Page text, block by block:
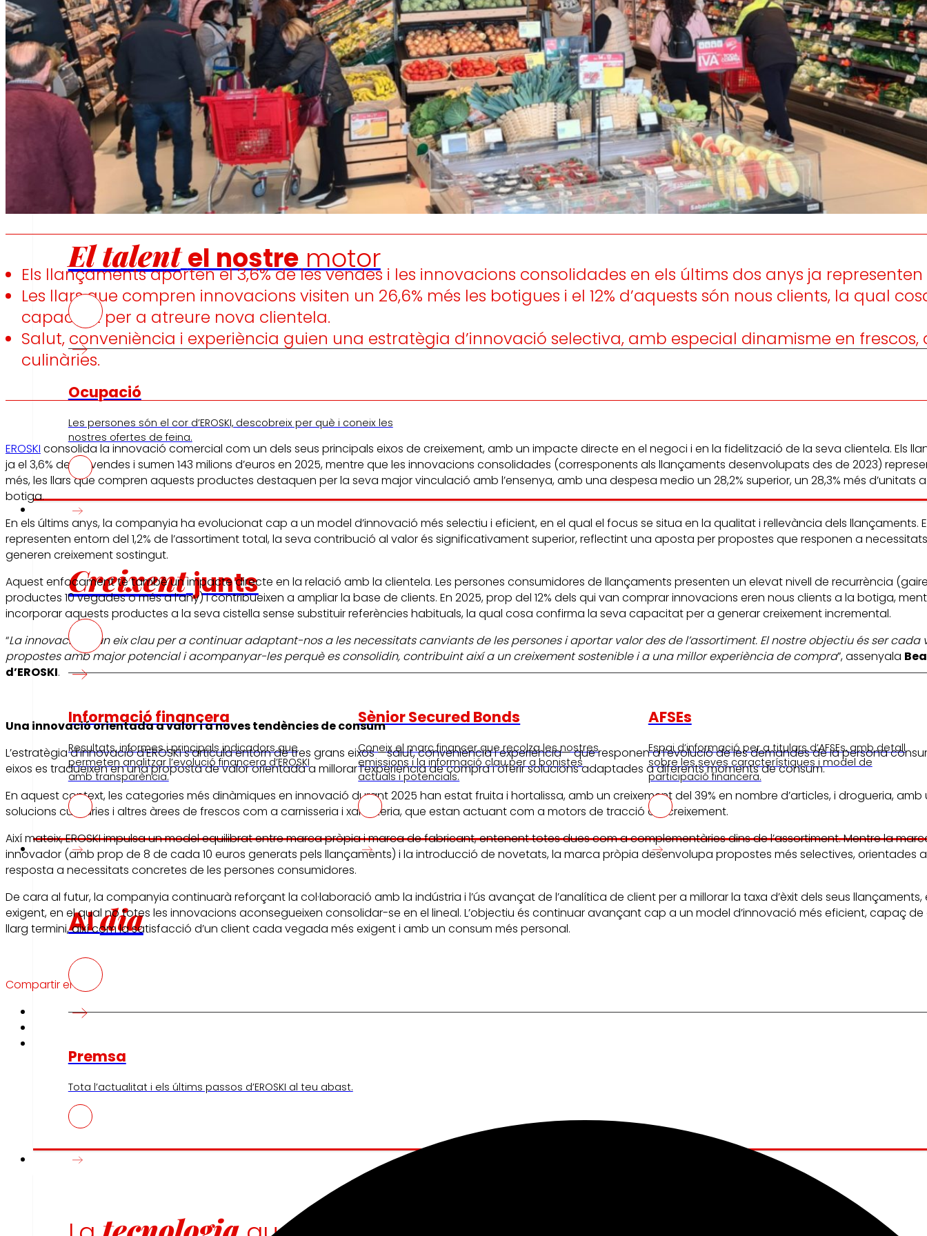
Fomentem
l'alimentació
saludable.
Generem riquesa locali
solidaritaten l'entorn.
Promovemla satisfacció i
el desenvolupament de les
persones treballadores.
Escoltemiinformem
persones
Ocupació
El talent el nostremotor
Ocupació
Les persones són el cor d’EROSKI, descobreix per què i coneix les
nostres ofertes de feina.
Inversors
Creixentjunts
Informació financera
Resultats, informes i principals indicadors que
permeten analitzar l’evolució financera d’EROSKI
amb transparència.
Sènior Secured Bonds
Coneix el marc financer que recolza les nostres
emissions i la informació clau per a bonistes
actuals i potencials.
AFSEs
Espai d’informació per a titulars d’AFSEs, amb detall
sobre les seves característiques i model de
participació financera.
Premsa
Aldia
Premsa
Tota l’actualitat i els últims passos d’EROSKI al teu abast.
Innovació
Els llançaments aporten el 3,6% de les vendes i les innovacions consolidades en els últims dos anys ja
Les llars que compren innovacions visiten un 26,6% més les botigues i el 12% d’aquests són nous clients, la qual
capacitat per a atreure nova clientela.
Salut, conveniència i experiència guien una estratègia d’innovació selectiva, amb especial dinamisme en
culinàries.
EROSKI consolida la innovació comercial com un dels seus principals eixos de creixement, amb un impacte directe en el negoci i en la fidelització de la seva clientela. Els
ja el 3,6% de les vendes i sumen 143 milions d’euros en 2025, mentre que les innovacions consolidades (corresponents als llançaments desenvolupats des de 2023)
més, les llars que compren aquests productes destaquen per la seva major vinculació amb l’ensenya, amb una despesa medio un 28,2% superior, un 28,3% més d’unitats
botiga.
En els últims anys, la companyia ha evolucionat cap a un model d’innovació més selectiu i eficient, en el qual el focus se situa en la qualitat i rellevància dels llançaments.
representen entorn del 1,2% de l’assortiment total, la seva contribució al valor és significativament superior, reflectint una aposta per propostes que responen a
generen creixement sostingut.
Aquest enfocament té també un impacte directe en la relació amb la clientela. Les persones consumidores de llançaments presenten un elevat nivell de recurrència
productes 10 vegades o més a l’any) i contribueixen a ampliar la base de clients. En 2025, prop del 12% dels qui van comprar innovacions eren nous clients a la botiga,
incorporar aquests productes a la seva cistella sense substituir referències habituals, la qual cosa confirma la seva capacitat per a generar creixement incremental.
“La innovació és un eix clau per a continuar adaptant-nos a les necessitats canviants de les persones i aportar valor des de l’assortiment. El nostre objectiu és ser
propostes amb major potencial i acompanyar-les perquè es consolidin, contribuint així a un creixement sostenible i a una millor experiència de compra”, assenyala
d’EROSKI.
Una innovació orientada a valor i a noves tendències de consum
L’estratègia d’innovació d’EROSKI s’articula entorn de tres grans eixos —salut, conveniència i experiència— que responen a l’evolució de les demandes de la persona
eixos es tradueixen en una proposta de valor orientada a millorar l’experiència de compra i oferir solucions adaptades a diferents moments de consum.
En aquest context, les categories més dinàmiques en innovació durant 2025 han estat fruita i hortalissa, amb un creixement del 39% en nombre d’articles, i drogueria,
solucions culinàries i altres àrees de frescos com a carnisseria i xarcuteria, que estan actuant com a motors de tracció del creixement.
Així mateix, EROSKI impulsa un model equilibrat entre marca pròpia i marca de fabricant, entenent totes dues com a complementàries dins de l’assortiment. Mentre la
innovador (amb prop de 8 de cada 10 euros generats pels llançaments) i la introducció de novetats, la marca pròpia desenvolupa propostes més selectives, orientades
resposta a necessitats concretes de les persones consumidores.
De cara al futur, la companyia continuarà reforçant la col·laboració amb la indústria i l’ús avançat de l’analítica de client per a millorar la taxa d’èxit dels seus
exigent, en el qual no totes les innovacions aconsegueixen consolidar-se en el lineal. L’objectiu és continuar avançant cap a un model d’innovació més eficient, capaç
llarg termini, així com la satisfacció d’un client cada vegada més exigent i amb un consum més personal.
Compartir en: